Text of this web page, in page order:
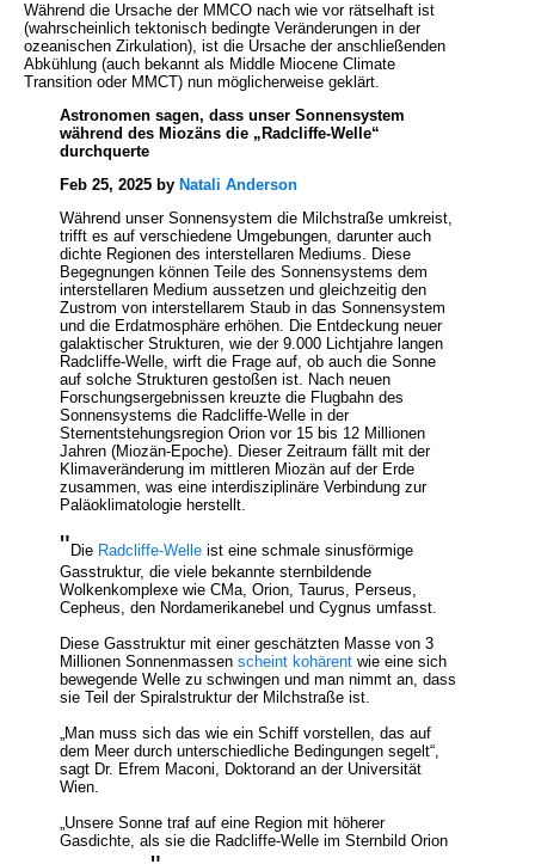
Während die Ursache der MMCO nach wie vor rätselhaft ist
(wahrscheinlich tektonisch bedingte Veränderungen in der
ozeanischen Zirkulation), ist die Ursache der anschließenden
Abkühlung (auch bekannt als Middle Miocene Climate
Transition oder MMCT) nun möglicherweise geklärt.
Astronomen sagen, dass unser Sonnensystem
während des Miozäns die „Radcliffe-Welle“
durchquerte
Feb 25, 2025 by Natali Anderson
Während unser Sonnensystem die Milchstraße umkreist,
trifft es auf verschiedene Umgebungen, darunter auch
dichte Regionen des interstellaren Mediums. Diese
Begegnungen können Teile des Sonnensystems dem
interstellaren Medium aussetzen und gleichzeitig den
Zustrom von interstellarem Staub in das Sonnensystem
und die Erdatmosphäre erhöhen. Die Entdeckung neuer
galaktischer Strukturen, wie der 9.000 Lichtjahre langen
Radcliffe-Welle, wirft die Frage auf, ob auch die Sonne
auf solche Strukturen gestoßen ist. Nach neuen
Forschungsergebnissen kreuzte die Flugbahn des
Sonnensystems die Radcliffe-Welle in der
Sternentstehungsregion Orion vor 15 bis 12 Millionen
Jahren (Miozän-Epoche). Dieser Zeitraum fällt mit der
Klimaveränderung im mittleren Miozän auf der Erde
zusammen, was eine interdisziplinäre Verbindung zur
Paläoklimatologie herstellt.
" Die Radcliffe-Welle ist eine schmale sinusförmige
Gasstruktur, die viele bekannte sternbildende
Wolkenkomplexe wie CMa, Orion, Taurus, Perseus,
Cepheus, den Nordamerikanebel und Cygnus umfasst.
Diese Gasstruktur mit einer geschätzten Masse von 3
Millionen Sonnenmassen scheint kohärent wie eine sich
bewegende Welle zu schwingen und man nimmt an, dass
sie Teil der Spiralstruktur der Milchstraße ist.
„Man muss sich das wie ein Schiff vorstellen, das auf
dem Meer durch unterschiedliche Bedingungen segelt“,
sagt Dr. Efrem Maconi, Doktorand an der Universität
Wien.
„Unsere Sonne traf auf eine Region mit höherer
Gasdichte, als sie die Radcliffe-Welle im Sternbild Orion